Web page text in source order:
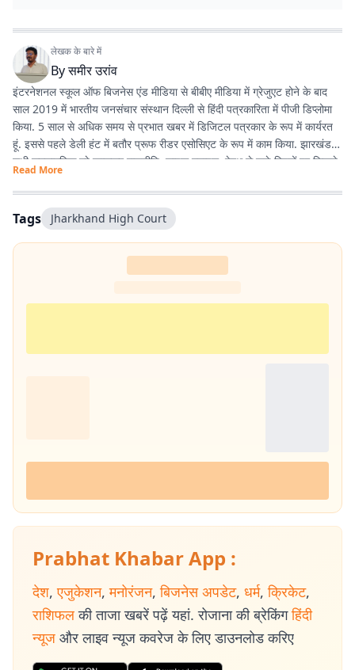
लेखक के बारे में
Byसमीर उरांव
इंटरनेशनल स्कूल ऑफ बिजनेस एंड मीडिया से बीबीए मीडिया में ग्रेजुएट होने के बाद
साल 2019 में भारतीय जनसंचार संस्थान दिल्ली से हिंदी पत्रकारिता में पीजी डिप्लोमा
किया. 5 साल से अधिक समय से प्रभात खबर में डिजिटल पत्रकार के रूप में कार्यरत
हूं. इससे पहले डेली हंट में बतौर प्रूफ रीडर एसोसिएट के रूप में काम किया. झारखंड के
सभी समसामयिक मुद्दे खासकर राजनीति, लाइफ स्टाइल, हेल्थ से जुड़े विषयों पर लिखने
और पढ़ने में गहरी रुचि है. तीन साल से अधिक समय से झारखंड डेस्क पर काम कर रहा
हूं. फिर लंबे समय तक लाइफ स्टाइल के क्षेत्र में भी काम किया हूं. इसके अलावा स्पोर्ट्स
में भी गहरी रुचि है.
Read More
Tags Jharkhand High Court
Prabhat Khabar App :
देश, एजुकेशन, मनोरंजन, बिजनेस अपडेट, धर्म, क्रिकेट,
राशिफल की ताजा खबरें पढ़ें यहां. रोजाना की ब्रेकिंग हिंदी
न्यूज और लाइव न्यूज कवरेज के लिए डाउनलोड करिए